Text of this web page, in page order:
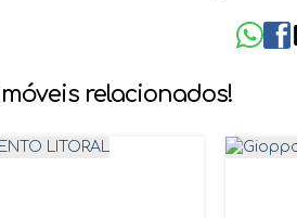
relacionados!